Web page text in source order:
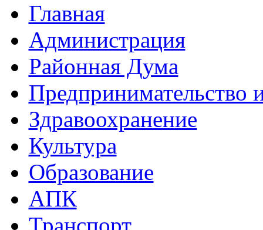
Главная
Администрация
Районная Дума
Предпринимательство
Здравоохранение
Культура
Образование
АПК